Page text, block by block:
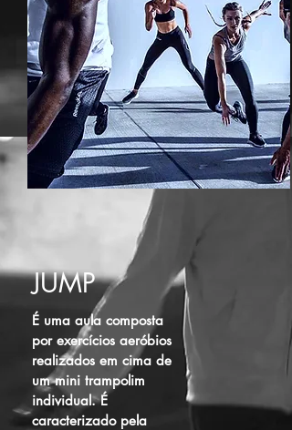
JUMP
É uma aula composta
por exercícios aeróbios
realizados em cima de
um mini trampolim
individual. É
caracterizado pela